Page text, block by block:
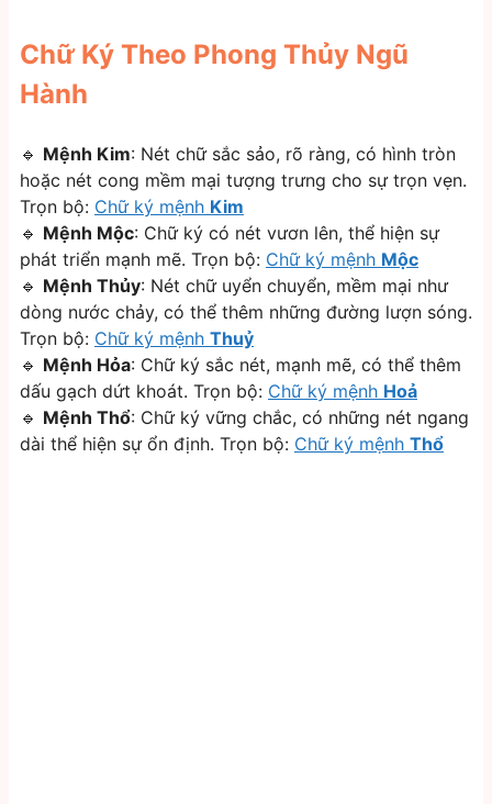
Chữ Ký Theo Phong Thủy Ngũ
Hành
🔹 Mệnh Kim: Nét chữ sắc sảo, rõ ràng, có hình tròn
hoặc nét cong mềm mại tượng trưng cho sự trọn vẹn.
Trọn bộ: Chữ ký mệnh Kim
🔹 Mệnh Mộc: Chữ ký có nét vươn lên, thể hiện sự
phát triển mạnh mẽ. Trọn bộ: Chữ ký mệnh Mộc
🔹 Mệnh Thủy: Nét chữ uyển chuyển, mềm mại như
dòng nước chảy, có thể thêm những đường lượn sóng.
Trọn bộ: Chữ ký mệnh Thuỷ
🔹 Mệnh Hỏa: Chữ ký sắc nét, mạnh mẽ, có thể thêm
dấu gạch dứt khoát. Trọn bộ: Chữ ký mệnh Hoả
🔹 Mệnh Thổ: Chữ ký vững chắc, có những nét ngang
dài thể hiện sự ổn định. Trọn bộ: Chữ ký mệnh Thổ